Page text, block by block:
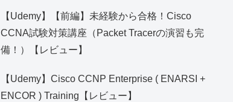
【Udemy】【前編】未経験から合格！Cisco
CCNA試験対策講座（Packet Tracerの演習も完
備！）【レビュー】
【Udemy】Cisco CCNP Enterprise ( ENARSI +
ENCOR ) Training【レビュー】